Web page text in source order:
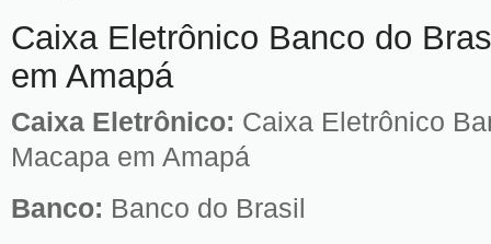
Caixa Eletrônico Banco do
em Amapá
Caixa Eletrônico: Caixa Eletrônico
Macapa em Amapá
Banco: Banco do Brasil